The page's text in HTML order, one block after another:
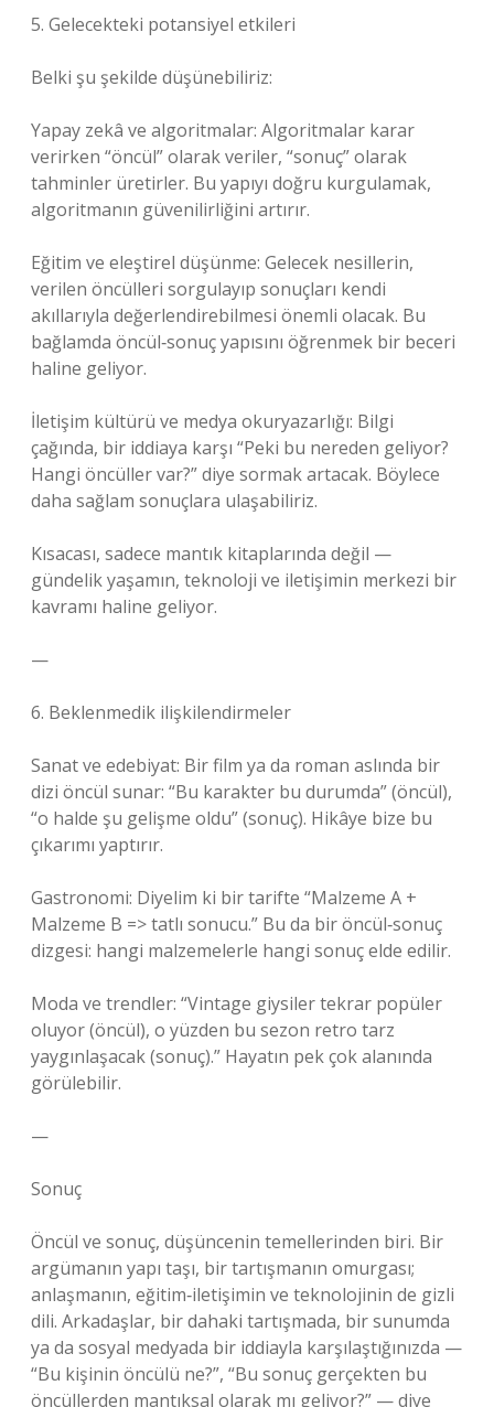
5. Gelecekteki potansiyel etkileri
Belki şu şekilde düşünebiliriz:
Yapay zekâ ve algoritmalar: Algoritmalar karar
verirken “öncül” olarak veriler, “sonuç” olarak
tahminler üretirler. Bu yapıyı doğru kurgulamak,
algoritmanın güvenilirliğini artırır.
Eğitim ve eleştirel düşünme: Gelecek nesillerin,
verilen öncülleri sorgulayıp sonuçları kendi
akıllarıyla değerlendirebilmesi önemli olacak. Bu
bağlamda öncül‑sonuç yapısını öğrenmek bir beceri
haline geliyor.
İletişim kültürü ve medya okuryazarlığı: Bilgi
çağında, bir iddiaya karşı “Peki bu nereden geliyor?
Hangi öncüller var?” diye sormak artacak. Böylece
daha sağlam sonuçlara ulaşabiliriz.
Kısacası, sadece mantık kitaplarında değil —
gündelik yaşamın, teknoloji ve iletişimin merkezi bir
kavramı haline geliyor.
—
6. Beklenmedik ilişkilendirmeler
Sanat ve edebiyat: Bir film ya da roman aslında bir
dizi öncül sunar: “Bu karakter bu durumda” (öncül),
“o halde şu gelişme oldu” (sonuç). Hikâye bize bu
çıkarımı yaptırır.
Gastronomi: Diyelim ki bir tarifte “Malzeme A +
Malzeme B => tatlı sonucu.” Bu da bir öncül‑sonuç
dizgesi: hangi malzemelerle hangi sonuç elde edilir.
Moda ve trendler: “Vintage giysiler tekrar popüler
oluyor (öncül), o yüzden bu sezon retro tarz
yaygınlaşacak (sonuç).” Hayatın pek çok alanında
görülebilir.
—
Sonuç
Öncül ve sonuç, düşüncenin temellerinden biri. Bir
argümanın yapı taşı, bir tartışmanın omurgası;
anlaşmanın, eğitim‑iletişimin ve teknolojinin de gizli
dili. Arkadaşlar, bir dahaki tartışmada, bir sunumda
ya da sosyal medyada bir iddiayla karşılaştığınızda —
“Bu kişinin öncülü ne?”, “Bu sonuç gerçekten bu
öncüllerden mantıksal olarak mı geliyor?” — diye